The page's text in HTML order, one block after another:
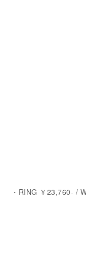
・RING ￥23,760- /